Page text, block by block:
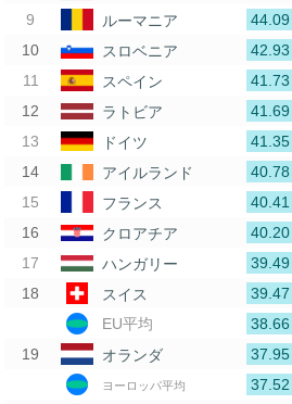
ルーマニア
44.09
スロベニア
42.93
スペイン
41.73
ラトビア
41.69
ドイツ
41.35
アイルランド
40.78
フランス
40.41
クロアチア
40.20
ハンガリー
39.49
スイス
39.47
EU平均
38.66
オランダ
37.95
ヨーロッパ平均
37.52